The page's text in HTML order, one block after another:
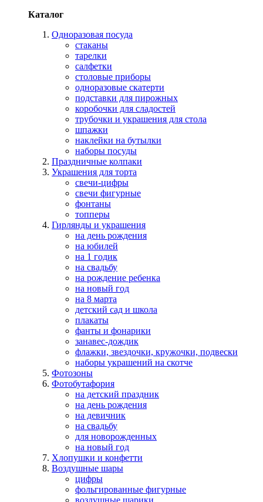
Каталог
Одноразовая посуда
стаканы
тарелки
салфетки
столовые приборы
одноразовые скатерти
подставки для пирожных
коробочки для сладостей
трубочки и украшения для стола
шпажки
наклейки на бутылки
наборы посуды
Праздничные колпаки
Украшения для торта
свечи-цифры
свечи фигурные
фонтаны
топперы
Гирлянды и украшения
на день рождения
на юбилей
на 1 годик
на свадьбу
на рождение ребенка
на новый год
на 8 марта
детский сад и школа
плакаты
фанты и фонарики
занавес-дождик
флажки, звездочки, кружочки, подвески
наборы украшений на скотче
Фотозоны
Фотобутафория
на детский праздник
на день рождения
на девичник
на свадьбу
для новорожденных
на новый год
Хлопушки и конфетти
Воздушные шары
цифры
фольгированные фигурные
воздушные шарики